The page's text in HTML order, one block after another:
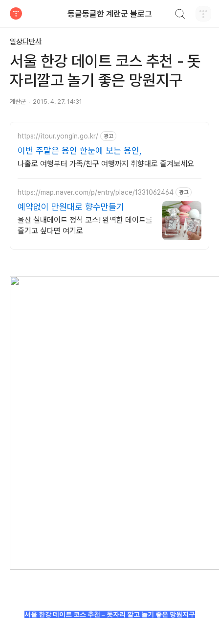
동글동글한 계란군 블로그
일상다반사
서울 한강 데이트 코스 추천 - 돗
자리깔고 놀기 좋은 망원지구
계란군 2015. 4. 27. 14:31
https://itour.yongin.go.kr/ 광고
이번 주말은 용인 한눈에 보는 용인,
나홀로 여행부터 가족/친구 여행까지 취향대로 즐겨보세요
https://map.naver.com/p/entry/place/1331062464 광고
예약없이 만원대로 향수만들기
울산 실내데이트 정석 코스! 완벽한 데이트를
즐기고 싶다면 여기로
서울 한강 데이트 코스 추천 – 돗자리 깔고 놀기 좋은 망원지구